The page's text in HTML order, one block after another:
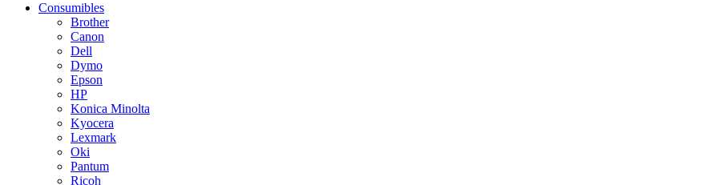
Consumibles
Brother
Canon
Dell
Dymo
Epson
HP
Konica Minolta
Kyocera
Lexmark
Oki
Pantum
Ricoh